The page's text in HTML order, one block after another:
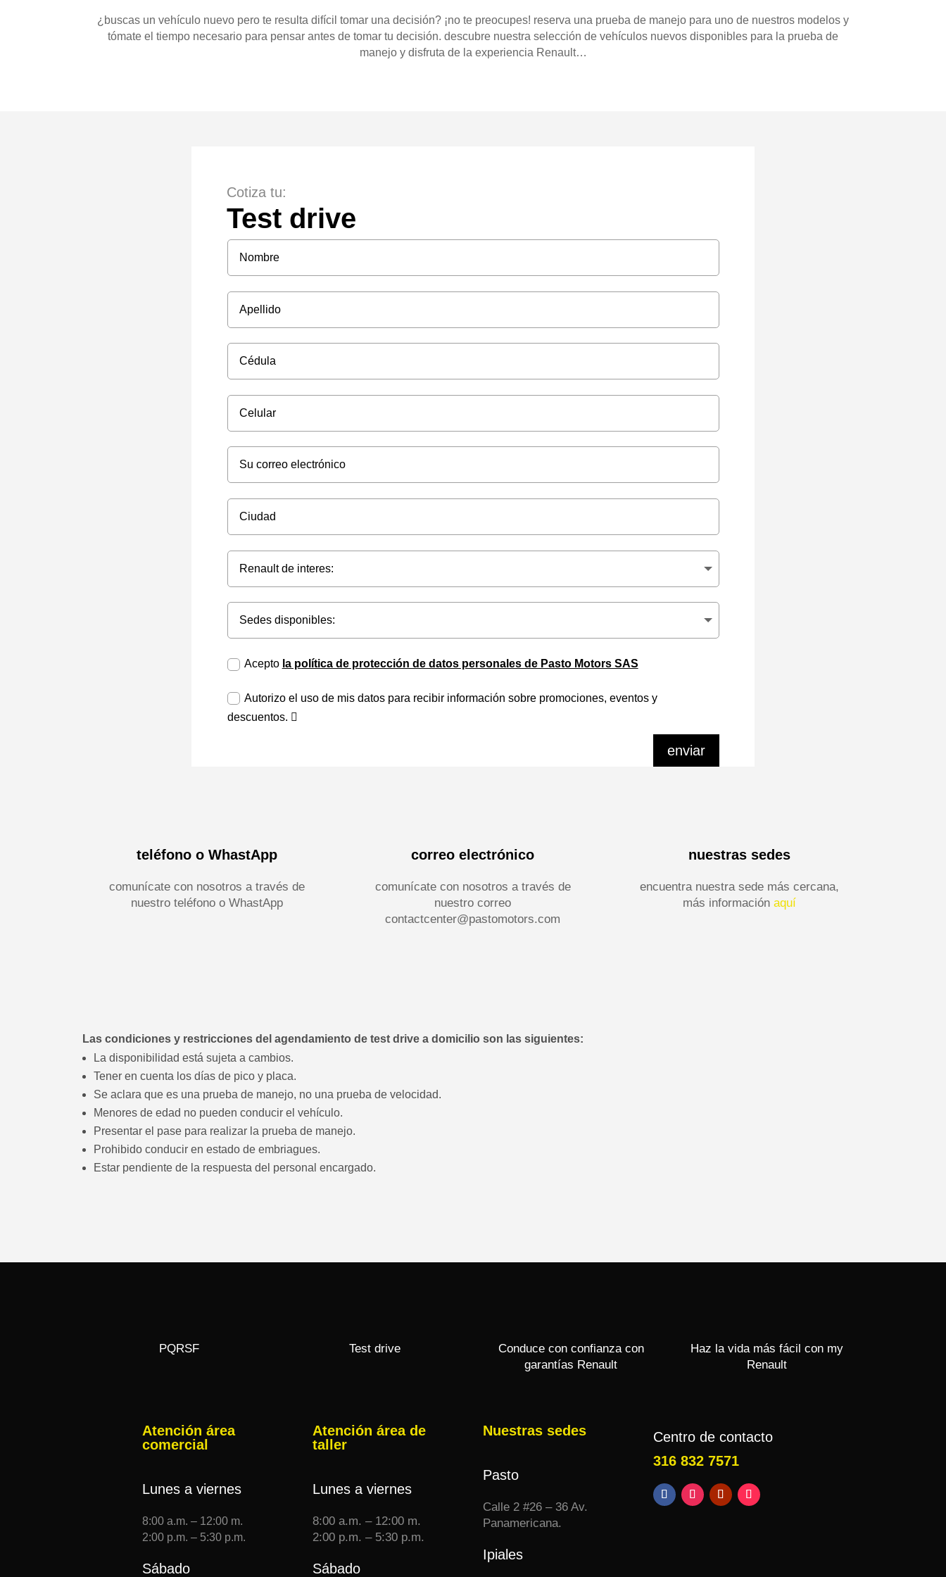
¿buscas un vehículo nuevo pero te resulta difícil tomar una decisión? ¡no te preocupes! reserva una prueba de manejo para uno de nuestros modelos y
tómate el tiempo necesario para pensar antes de tomar tu decisión. descubre nuestra selección de vehículos nuevos disponibles para la prueba de
manejo y disfruta de la experiencia Renault…
Cotiza tu:
Test drive
Acepto la política de protección de datos personales de Pasto Motors SAS
Autorizo el uso de mis datos para recibir información sobre promociones, eventos y
descuentos.
enviar
teléfono o WhastApp
comunícate con nosotros a través de
nuestro teléfono o WhastApp
correo electrónico
comunícate con nosotros a través de
nuestro correo
contactcenter@pastomotors.com
nuestras sedes
encuentra nuestra sede más cercana,
más información aquí
Las condiciones y restricciones del agendamiento de test drive a domicilio son las siguientes:
La disponibilidad está sujeta a cambios.
Tener en cuenta los días de pico y placa.
Se aclara que es una prueba de manejo, no una prueba de velocidad.
Menores de edad no pueden conducir el vehículo.
Presentar el pase para realizar la prueba de manejo.
Prohibido conducir en estado de embriagues.
Estar pendiente de la respuesta del personal encargado.
PQRSF Test drive
Conduce con confianza con
garantías Renault
Haz la vida más fácil con my
Renault
Atención área
comercial
Lunes a viernes
8:00 a.m. – 12:00 m.
2:00 p.m. – 5:30 p.m.
Sábado
Atención área de
taller
Lunes a viernes
8:00 a.m. – 12:00 m.
2:00 p.m. – 5:30 p.m.
Sábado
Nuestras sedes
Pasto
Calle 2 #26 – 36 Av.
Panamericana.
Ipiales
Centro de contacto
316 832 7571